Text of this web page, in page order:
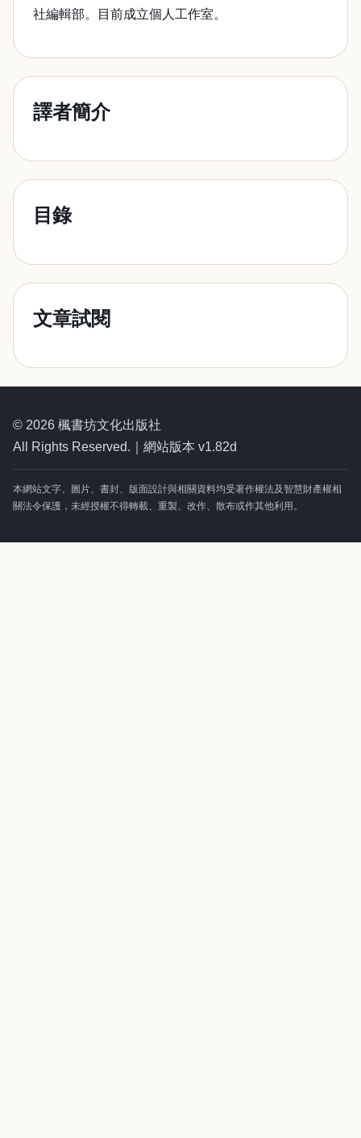
社編輯部。目前成立個人工作室。
譯者簡介
目錄
文章試閱
© 2026 楓書坊文化出版社
All Rights Reserved.｜網站版本 v1.82d
本網站文字、圖片、書封、版面設計與相關資料均受著作權法及智慧財產權相
關法令保護，未經授權不得轉載、重製、改作、散布或作其他利用。